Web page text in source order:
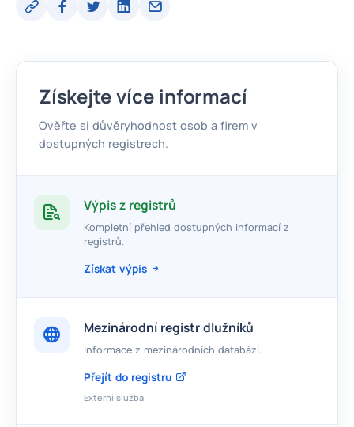
Získejte více informací
Ověřte si důvěryhodnost osob a firem v
dostupných registrech.
Výpis z registrů
Kompletní přehled dostupných informací z
registrů.
Získat výpis
Mezinárodní registr dlužníků
Informace z mezinárodních databází.
Přejít do registru
Externí služba